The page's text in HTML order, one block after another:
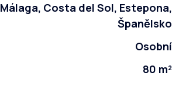
Málaga, Costa del Sol, Estepona,
Španělsko
Osobní
80 m²